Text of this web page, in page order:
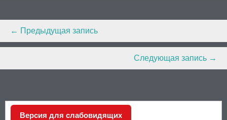
Post
navigation
← Предыдущая запись
Следующая запись →
Версия для слабовидящих